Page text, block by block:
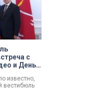
с
и День
известно,
вестибюль